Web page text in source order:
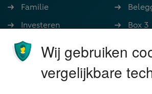
Familie
Investeren
Ondernemen
Stoppen met werken
Wonen
Box 3
Wij gebruiken
vergelijkbare